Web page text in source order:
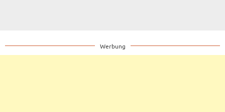
Werbung